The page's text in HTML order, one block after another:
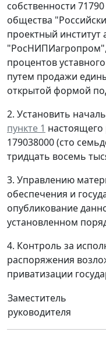
собственности
общества
проектный
"РосНИПИагропром",
процентов
путем продажи
открытой формой
2. Установить
пункте 1
179038000 (сто
тридцать восемь
3. Управлению
обеспечения и
опубликование
установленном
4. Контроль за
распоряжения
приватизации
Заместитель
руководителя